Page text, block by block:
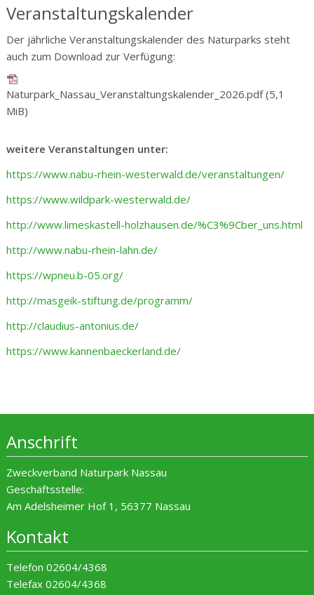
Veranstaltungskalender
Der jährliche Veranstaltungskalender des Naturparks steht
auch zum Download zur Verfügung:
Naturpark_Nassau_Veranstaltungskalender_2026.pdf(5,1
MiB)
weitere Veranstaltungen unter:
https://www.nabu-rhein-westerwald.de/veranstaltungen/
https://www.wildpark-westerwald.de/
http://www.limeskastell-holzhausen.de/%C3%9Cber_uns.html
http://www.nabu-rhein-lahn.de/
https://wpneu.b-05.org/
http://masgeik-stiftung.de/programm/
http://claudius-antonius.de/
https://www.kannenbaeckerland.de/
Anschrift
Zweckverband Naturpark Nassau
Geschäftsstelle:
Am Adelsheimer Hof 1, 56377 Nassau
Kontakt
Telefon 02604/4368
Telefax 02604/4368